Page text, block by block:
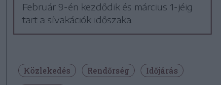
Február 9-én kezdődik és március 1-jéig
tart a sívakációk időszaka.
Közlekedés Rendőrség
Időjárás